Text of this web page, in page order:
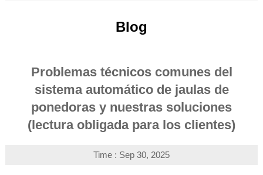
Blog
Problemas técnicos comunes del
sistema automático de jaulas de
ponedoras y nuestras soluciones
(lectura obligada para los clientes)
Time : Sep 30, 2025